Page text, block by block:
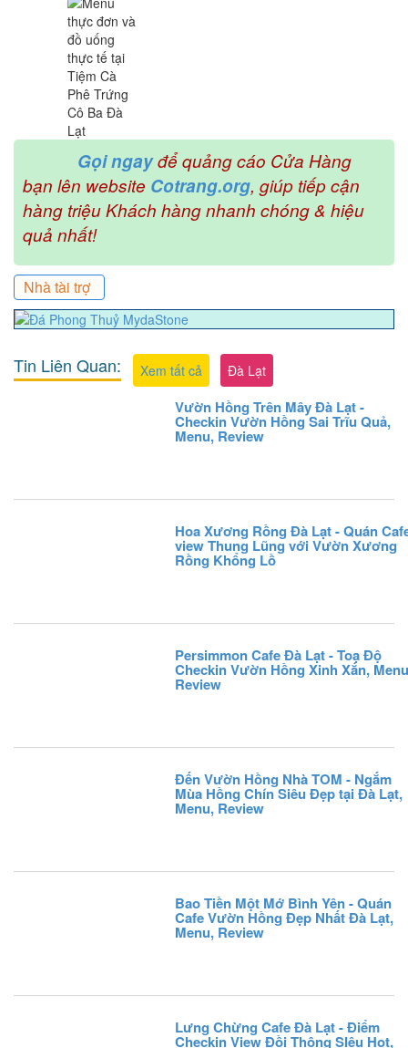
Gọi ngayđể quảng cáo Cửa Hàng
bạn lên website Cotrang.org, giúp tiếp cận
hàng triệu Khách hàng nhanh chóng & hiệu
quả nhất!
Nhà tài trợ
Tin Liên Quan: Xem tất cả Đà Lạt
Vườn Hồng Trên Mây Đà Lạt -
Checkin Vườn Hồng Sai Trĩu Quả,
Menu, Review
Hoa Xương Rồng Đà Lạt - Quán
view Thung Lũng với Vườn Xương
Rồng Khổng Lồ
Persimmon Cafe Đà Lạt - Toạ Độ
Checkin Vườn Hồng Xinh Xắn,
Review
Đến Vườn Hồng Nhà TOM - Ngắm
Mùa Hồng Chín Siêu Đẹp tại Đà Lạt,
Menu, Review
Bao Tiền Một Mớ Bình Yên - Quán
Cafe Vườn Hồng Đẹp Nhất Đà Lạt,
Menu, Review
Lưng Chừng Cafe Đà Lạt - Điểm
Checkin View Đồi Thông SIêu Hot,